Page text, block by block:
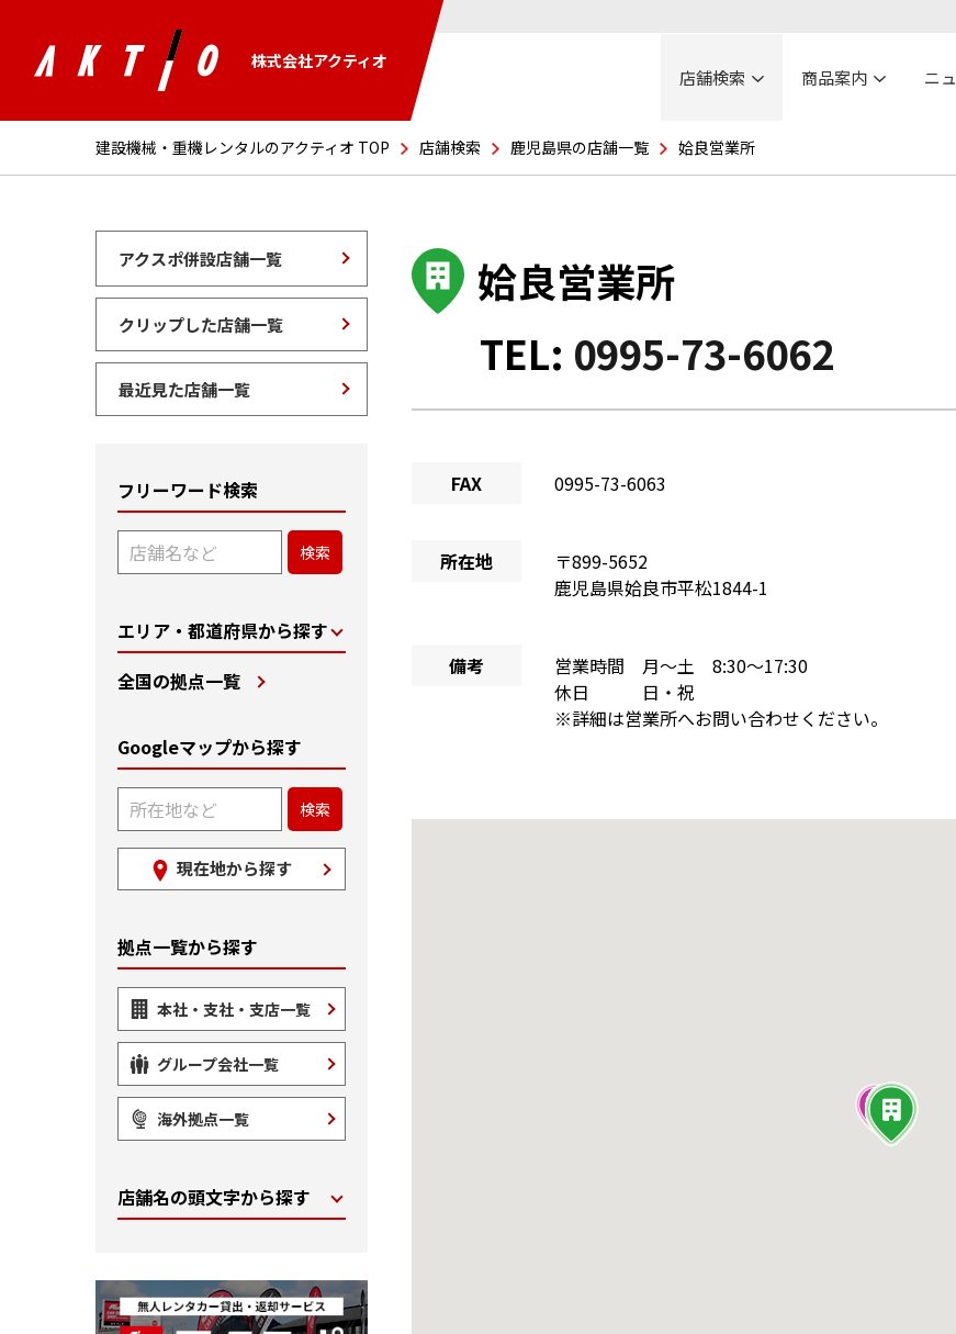
株式会社アクティオ
店舗検索 商品案内 ニ
建設機械・重機レンタルのアクティオ TOP 店舗検索 鹿児島県の店舗一覧 姶良営業所
姶良営業所
TEL: 0995-73-6062
FAX 0995-73-6063
所在地 〒899-5652
鹿児島県姶良市平松1844-1
備考
営業時間 月～土 8:30～17:30
休日 日・祝
※詳細は営業所へお問い合わせください。
アクスポ併設店舗一覧
クリップした店舗一覧
最近見た店舗一覧
フリーワード検索
エリア・都道府県から探す
全国の拠点一覧
Googleマップから探す
現在地から探す
拠点一覧から探す
本社・支社・支店一覧
グループ会社一覧
海外拠点一覧
店舗名の頭文字から探す